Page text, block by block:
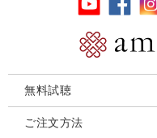
無料試聴
ご注文方法